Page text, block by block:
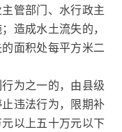
管部门、水行政主
造成水土流失的，
面积处每平方米二
为之一的，由县级
违法行为，限期补
以上五十万元以下